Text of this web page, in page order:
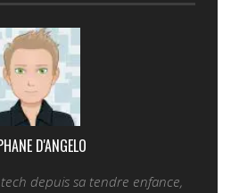
D'ANGELO
depuis sa tendre enfance,